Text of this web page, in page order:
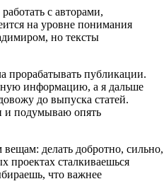
с авторами,
на уровне понимания
но тексты
прорабатывать публикации.
информацию, а я дальше
до выпуска статей.
и подумываю опять
делать добротно, сильно,
проектах сталкиваешься
что важнее